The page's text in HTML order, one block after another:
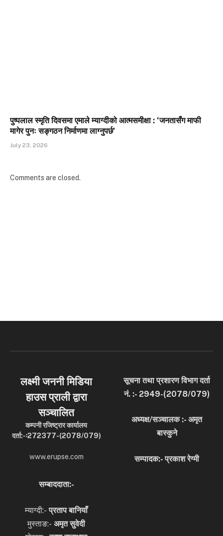
पुष्पलाल स्मृति दिवसमा एमाले म्याग्दीको आत्मसमीक्षा : ‘जनतासँग माफी
मागेर पुनः सङ्गठन निर्माणमा लाग्नुपर्छ’
July 23, 2026
Comments are closed.
लक्ष्मी जननी मिडिया
हाउस प्राली द्वारा
सञ्चालित
कम्पनी रजिष्ट्रार कार्यालय
दर्ता:-ः272377-(2078/079)
www.erupse.com
सूचना तथा प्रशारण विभाग दर्ता
नं. :- 2949-(2078/079)
अध्यक्ष/सञ्चालक :- अमृत
बास्कुने
सम्पादक:- प्रकाश रेग्मी
सम्बाददाता:-
म्याग्दी:-प्रताप बानियाँ
मुस्ताङ:- अमृत सुवेदी